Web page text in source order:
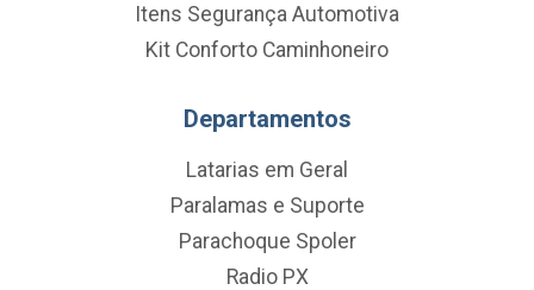
Itens Segurança Automotiva
Kit Conforto Caminhoneiro
Departamentos
Latarias em Geral
Paralamas e Suporte
Parachoque Spoler
Radio PX